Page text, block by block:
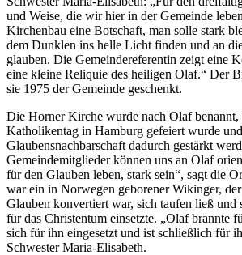
und Weise, die wir hier in der Gemeinde
Kirchenbau eine Botschaft, man solle stark
dem Dunklen ins helle Licht finden und an
glauben. Die Gemeindereferentin zeigt eine
eine kleine Reliquie des heiligen Olaf.“ Der
sie 1975 der Gemeinde geschenkt.
Die Horner Kirche wurde nach Olaf benannt,
Katholikentag in Hamburg gefeiert wurde
Glaubensnachbarschaft dadurch gestärkt
Gemeindemitglieder können uns an Olaf
für den Glauben leben, stark sein“, sagt die
war ein in Norwegen geborener Wikinger,
Glauben konvertiert war, sich taufen ließ und
für das Christentum einsetzte. „Olaf brannte
sich für ihn eingesetzt und ist schließlich für
Schwester Maria-Elisabeth.